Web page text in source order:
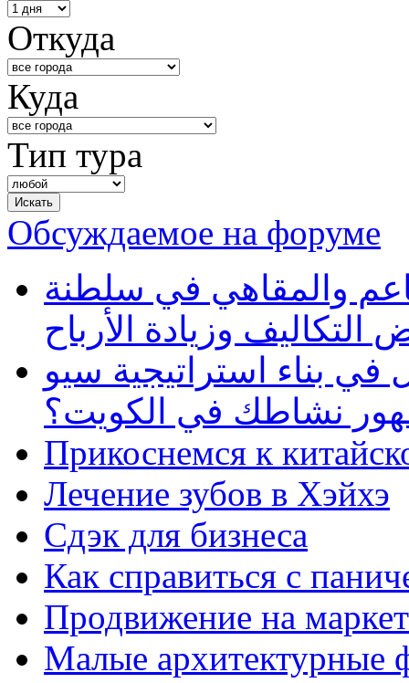
Откуда
Куда
Тип тура
Обсуждаемое на форуме
والمقاهي في سلطنة
وزيادة الأرباح
بناء استراتيجية سيو
نشاطك في الكويت؟
Прикоснемся к
Лечение зубов в Хэйхэ
Сдэк для бизнеса
Как справиться с
Продвижение на
Малые архитектурные